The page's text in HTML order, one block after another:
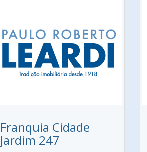
Franquia Cidade
Jardim 247